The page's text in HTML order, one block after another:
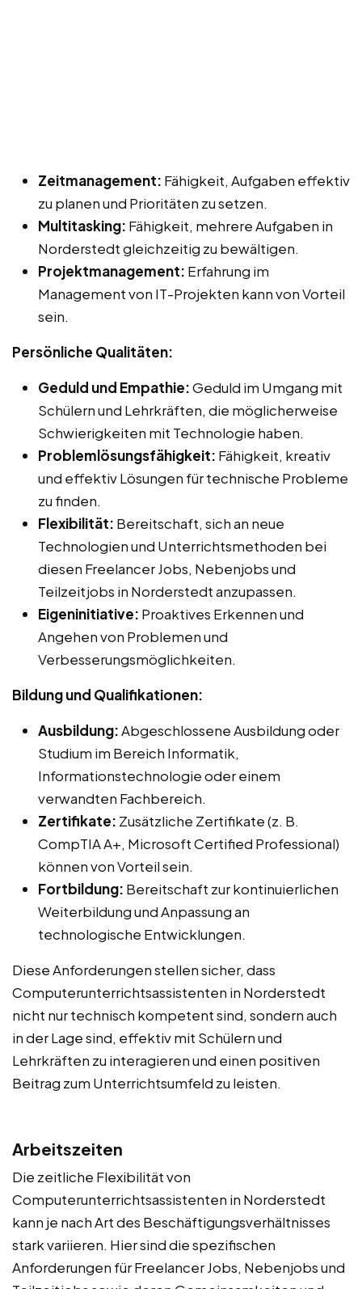
Zeitmanagement: Fähigkeit, Aufgaben effektiv
zu planen und Prioritäten zu setzen.
Multitasking: Fähigkeit, mehrere Aufgaben in
Norderstedt gleichzeitig zu bewältigen.
Projektmanagement: Erfahrung im
Management von IT-Projekten kann von Vorteil
sein.
Persönliche Qualitäten:
Geduld und Empathie:Geduld im Umgang mit
Schülern und Lehrkräften, die möglicherweise
Schwierigkeiten mit Technologie haben.
Problemlösungsfähigkeit: Fähigkeit, kreativ
und effektiv Lösungen für technische Probleme
zu finden.
Flexibilität: Bereitschaft, sich an neue
Technologien und Unterrichtsmethoden bei
diesen Freelancer Jobs, Nebenjobs und
Teilzeitjobs in Norderstedt anzupassen.
Eigeninitiative: Proaktives Erkennen und
Angehen von Problemen und
Verbesserungsmöglichkeiten.
Bildung und Qualifikationen:
Ausbildung:Abgeschlossene Ausbildung oder
Studium im Bereich Informatik,
Informationstechnologie oder einem
verwandten Fachbereich.
Zertifikate: Zusätzliche Zertifikate (z. B.
CompTIA A+, Microsoft Certified Professional)
können von Vorteil sein.
Fortbildung: Bereitschaft zur kontinuierlichen
Weiterbildung und Anpassung an
technologische Entwicklungen.
Diese Anforderungen stellen sicher, dass
Computerunterrichtsassistenten in Norderstedt
nicht nur technisch kompetent sind, sondern auch
in der Lage sind, effektiv mit Schülern und
Lehrkräften zu interagieren und einen positiven
Beitrag zum Unterrichtsumfeld zu leisten.
Arbeitszeiten
Die zeitliche Flexibilität von
Computerunterrichtsassistenten in Norderstedt
kann je nach Art des Beschäftigungsverhältnisses
stark variieren. Hier sind die spezifischen
Anforderungen für Freelancer Jobs, Nebenjobs und